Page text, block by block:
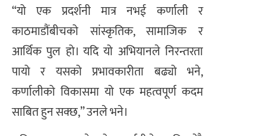
“यो एक प्रदर्शनी मात्र नभई कर्णाली र
काठमाडौंबीचको सांस्कृतिक, सामाजिक र
आर्थिक पुल हो। यदि यो अभियानले निरन्तरता
पायो र यसको प्रभावकारीता बढ्यो भने,
कर्णालीको विकासमा यो एक महत्वपूर्ण कदम
साबित हुन सक्छ,” उनले भने।